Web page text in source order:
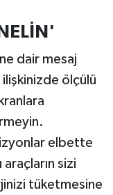
dair mesaj
ölçülü
elbette
araçların sizi
tüketmesine